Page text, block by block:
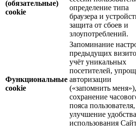
(обязательные)
cookie
определение типа
браузера и
защита от сбоев и
злоупотреблений.
Функциональные
cookie
Запоминание
предыдущих
учёт уникальных
посетителей,
авторизации
(«запомнить меня»),
сохранение
пояса пользователя,
улучшение удобства
использования